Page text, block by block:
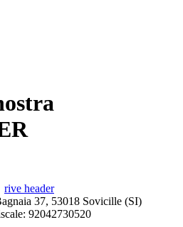
37, 53018 Sovicille (SI)
92042730520